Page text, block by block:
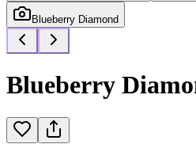
Blueberry Diamond
Blueberry